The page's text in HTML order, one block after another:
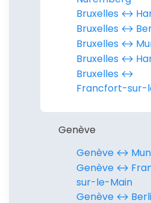
Bruxelles ↔︎
Bruxelles ↔︎
Bruxelles ↔︎
Bruxelles ↔︎
Bruxelles ↔︎
Francfort-sur-
Genève
Genève ↔︎
Genève ↔︎
sur-le-Main
Genève ↔︎
Continuer
ou connectez-
confidentialité.